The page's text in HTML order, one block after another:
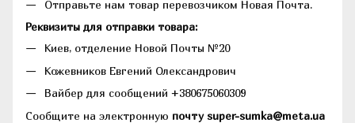
Отправьте нам товар перевозчиком Новая Почта.
Реквизиты для отправки товара:
Киев, отделение Новой Почты №20
Кожевников Евгений Олександрович
Вайбер для сообщений +380675060309
Сообщите на электронную почту super-sumka@meta.ua